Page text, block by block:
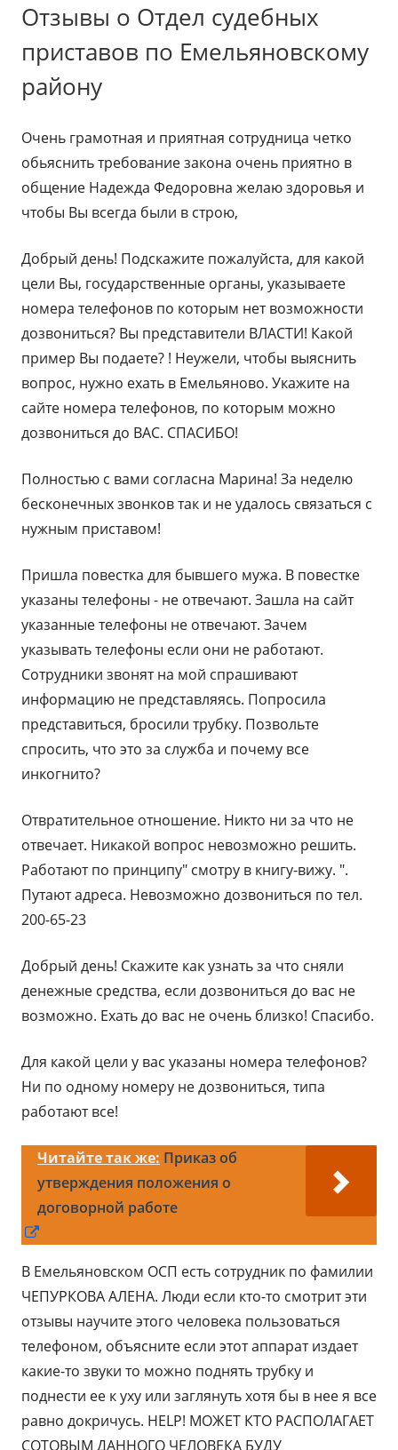
Отзывы о Отдел судебных
приставов по Емельяновскому
району
Очень грамотная и приятная сотрудница четко
обьяснить требование закона очень приятно в
общение Надежда Федоровна желаю здоровья и
чтобы Вы всегда были в строю,
Добрый день! Подскажите пожалуйста, для какой
цели Вы, государственные органы, указываете
номера телефонов по которым нет возможности
дозвониться? Вы представители ВЛАСТИ! Какой
пример Вы подаете? ! Неужели, чтобы выяснить
вопрос, нужно ехать в Емельяново. Укажите на
сайте номера телефонов, по которым можно
дозвониться до ВАС. СПАСИБО!
Полностью с вами согласна Марина! За неделю
бесконечных звонков так и не удалось связаться с
нужным приставом!
Пришла повестка для бывшего мужа. В повестке
указаны телефоны - не отвечают. Зашла на сайт
указанные телефоны не отвечают. Зачем
указывать телефоны если они не работают.
Сотрудники звонят на мой спрашивают
информацию не представляясь. Попросила
представиться, бросили трубку. Позвольте
спросить, что это за служба и почему все
инкогнито?
Отвратительное отношение. Никто ни за что не
отвечает. Никакой вопрос невозможно решить.
Работают по принципу" смотру в книгу-вижу. ".
Путают адреса. Невозможно дозвониться по тел.
200-65-23
Добрый день! Скажите как узнать за что сняли
денежные средства, если дозвониться до вас не
возможно. Ехать до вас не очень близко! Спасибо.
Для какой цели у вас указаны номера телефонов?
Ни по одному номеру не дозвониться, типа
работают все!
Читайте так же: Приказ об
утверждения положения о
договорной работе
новом
окне
В Емельяновском ОСП есть сотрудник по фамилии
ЧЕПУРКОВА АЛЕНА. Люди если кто-то смотрит эти
отзывы научите этого человека пользоваться
телефоном, объясните если этот аппарат издает
какие-то звуки то можно поднять трубку и
поднести ее к уху или заглянуть хотя бы в нее я все
равно докричусь. HELP! МОЖЕТ КТО РАСПОЛАГАЕТ
СОТОВЫМ ДАННОГО ЧЕЛОВЕКА БУДУ